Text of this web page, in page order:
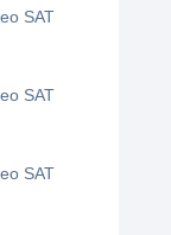
SAT
SAT
SAT